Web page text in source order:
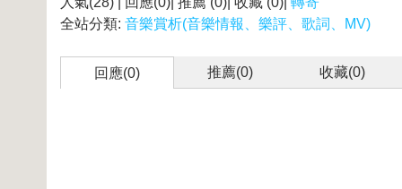
全站分類: 音樂賞析(音樂情報、樂評、歌詞、MV)
回應(0) 推薦(0) 收藏(0)